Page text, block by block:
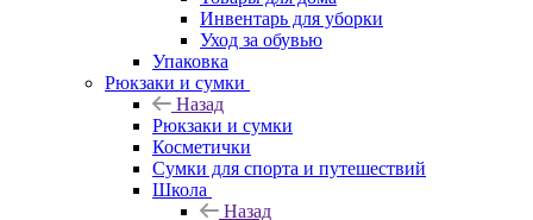
Инвентарь для уборки
Уход за обувью
Упаковка
Рюкзаки и сумки
Назад
Рюкзаки и сумки
Косметички
Сумки для спорта и путешествий
Школа
Назад